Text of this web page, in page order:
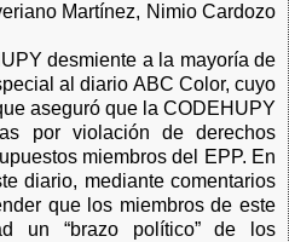
Martínez, Nimio Cardozo
desmiente a la mayoría de
al diario ABC Color, cuyo
aseguró que la CODEHUPY
por violación de derechos
miembros del EPP. En
diario, mediante comentarios
que los miembros de este
un “brazo político” de los